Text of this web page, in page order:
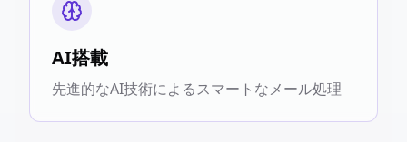
AI搭載
先進的なAI技術によるスマートなメール処理